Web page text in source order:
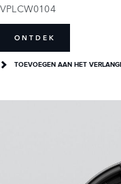
VPLCW0104
ONTDEK
TOEVOEGEN AAN HET